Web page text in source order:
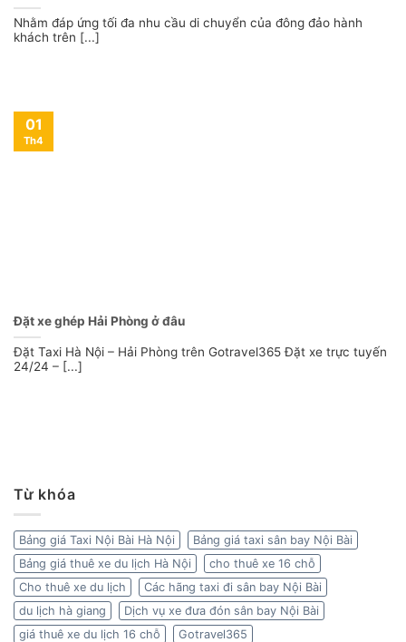
Nhằm đáp ứng tối đa nhu cầu di chuyển của đông đảo hành
khách trên [...]
Đặt xe ghép Hải Phòng ở đâu
Đặt Taxi Hà Nội – Hải Phòng trên Gotravel365 Đặt xe trực tuyến
24/24 – [...]
01
Th4
Từ khóa
Bảng giá Taxi Nội Bài Hà Nội
Bảng giá taxi sân bay Nội Bài
Bảng giá thuê xe du lịch Hà Nội
cho thuê xe 16 chỗ
Cho thuê xe du lịch
Các hãng taxi đi sân bay Nội Bài
du lịch hà giang
Dịch vụ xe đưa đón sân bay Nội Bài
giá thuê xe du lịch 16 chỗ
Gotravel365